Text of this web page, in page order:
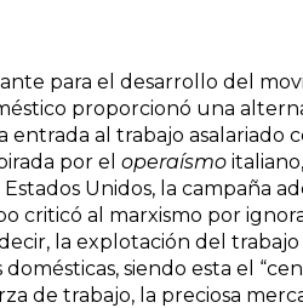
para el desarrollo del
proporcionó una
al trabajo asalariado
por el operaísmo italiano,
Unidos, la campaña
criticó al marxismo por
la explotación del trabajo
siendo esta el
de trabajo, la preciosa